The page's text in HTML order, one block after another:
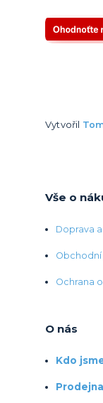
Vytvořil
Vše o
Doprava
Ochrana
O nás
Kdo